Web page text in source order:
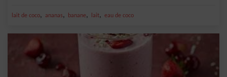
lait de coco, ananas, banane, lait, eau de coco